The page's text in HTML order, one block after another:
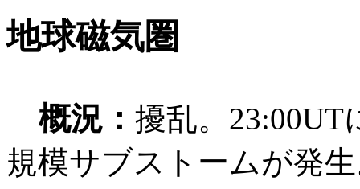
地球磁気圏
概況： 擾乱。23:00UT
規模サブストームが発